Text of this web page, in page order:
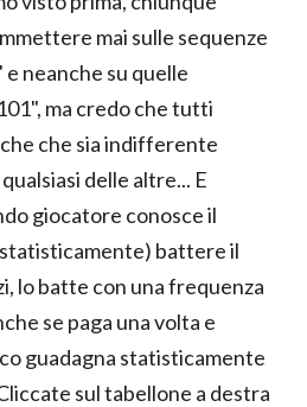
mai sulle sequenze
neanche su quelle
ma credo che tutti
che sia indifferente
delle altre... E
giocatore conosce il
battere il
lo batte con una frequenza
se paga una volta e
guadagna statisticamente
sul tabellone a destra